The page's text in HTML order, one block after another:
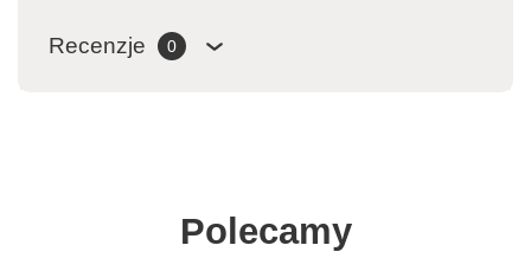
Recenzje 0
Polecamy